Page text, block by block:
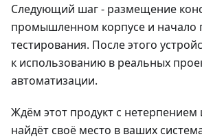
Следующий шаг - размещение
промышленном корпусе и начало
тестирования. После этого
к использованию в реальных
автоматизации.
Ждём этот продукт с нетерпением
найдёт своё место в ваших